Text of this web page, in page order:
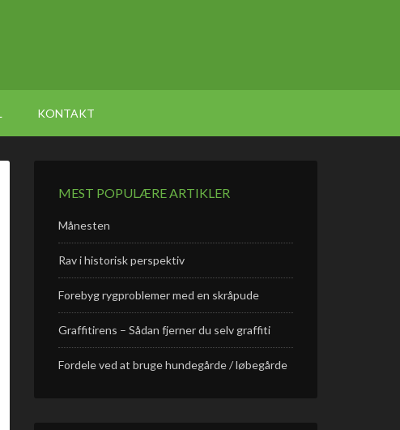
KONTAKT
MEST POPULÆRE ARTIKLER
Månesten
Rav i historisk perspektiv
Forebyg rygproblemer med en skråpude
Graffitirens – Sådan fjerner du selv graffiti
Fordele ved at bruge hundegårde / løbegårde